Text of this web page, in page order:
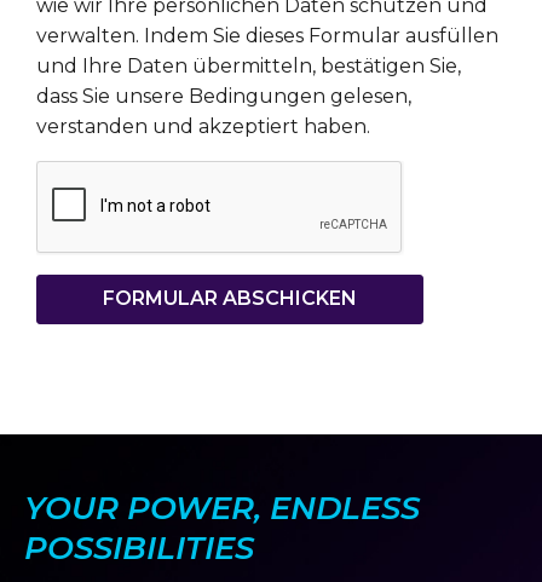
wie wir Ihre persönlichen Daten schützen und
verwalten. Indem Sie dieses Formular ausfüllen
und Ihre Daten übermitteln, bestätigen Sie,
dass Sie unsere Bedingungen gelesen,
verstanden und akzeptiert haben.
FORMULAR ABSCHICKEN
YOUR POWER, ENDLESS
POSSIBILITIES